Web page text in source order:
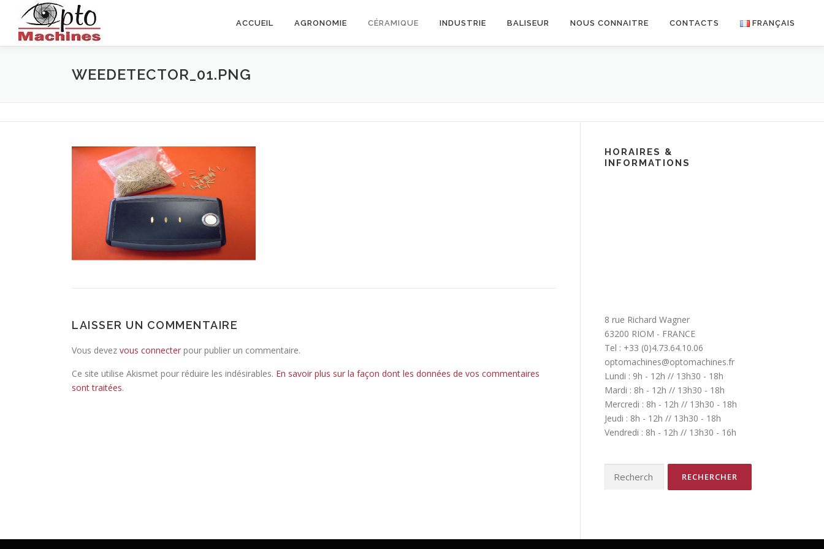
contenu
ACCUEIL AGRONOMIE CÉRAMIQUE INDUSTRIE BALISEUR NOUS CONNAITRE CONTACTS FRANÇAIS
WEEDETECTOR_01.PNG
LAISSER UN COMMENTAIRE
Vous devez vous connecter pour publier un commentaire.
Ce site utilise Akismet pour réduire les indésirables. En savoir plus sur la façon dont les données de vos commentaires
sont traitées.
HORAIRES &
INFORMATIONS
8 rue Richard Wagner
63200 RIOM - FRANCE
Tel : +33 (0)4.73.64.10.06
optomachines@optomachines.fr
Lundi : 9h - 12h // 13h30 - 18h
Mardi : 8h - 12h // 13h30 - 18h
Mercredi : 8h - 12h // 13h30 - 18h
Jeudi : 8h - 12h // 13h30 - 18h
Vendredi : 8h - 12h // 13h30 - 16h